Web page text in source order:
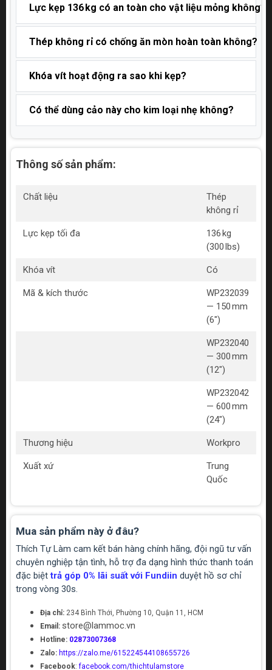
Lực kẹp 136 kg có an toàn cho vật liệu mỏng không?
Thép không rỉ có chống ăn mòn hoàn toàn không?
Khóa vít hoạt động ra sao khi kẹp?
Có thể dùng cảo này cho kim loại nhẹ không?
Thông số sản phẩm:
Chất liệu
Thép
không rỉ
Lực kẹp tối đa
136 kg
(300 lbs)
Khóa vít Có
Mã & kích thước
WP232039
— 150 mm
(6")
WP232040
— 300 mm
(12")
WP232042
— 600 mm
(24")
Thương hiệu Workpro
Xuất xứ
Trung
Quốc
Mua sản phẩm này ở đâu?
Thích Tự Làm cam kết bán hàng chính hãng, đội ngũ tư vấn
chuyên nghiệp tận tình, hỗ trợ đa dạng hình thức thanh toán
đặc biệttrả góp 0% lãi suất với Fundiin duyệt hồ sơ chỉ
trong vòng 30s.
Địa chỉ: 234 Bình Thới, Phường 10, Quận 11, HCM
Email: store@lammoc.vn
Hotline: 02873007368
Zalo: https://zalo.me/615224544108655726
Facebook:facebook.com/thichtulamstore